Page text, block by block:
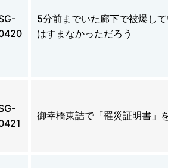
5分前までいた廊下で被爆して
はすまなかっただろう
御幸橋東詰で「罹災証明書」を